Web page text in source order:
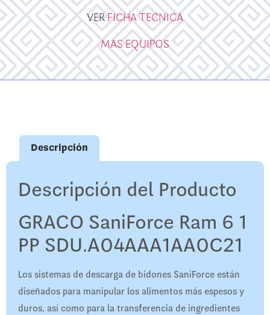
VERFICHA TECNICA
MAS EQUIPOS
Descripción
Descripción del Producto
GRACO SaniForce Ram 6 1
PP SDU.A04AAA1AA0C21
Los sistemas de descarga de bidones SaniForce están
diseñados para manipular los alimentos más espesos y
duros, así como para la transferencia de ingredientes